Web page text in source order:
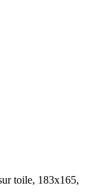
toile, 183x165,